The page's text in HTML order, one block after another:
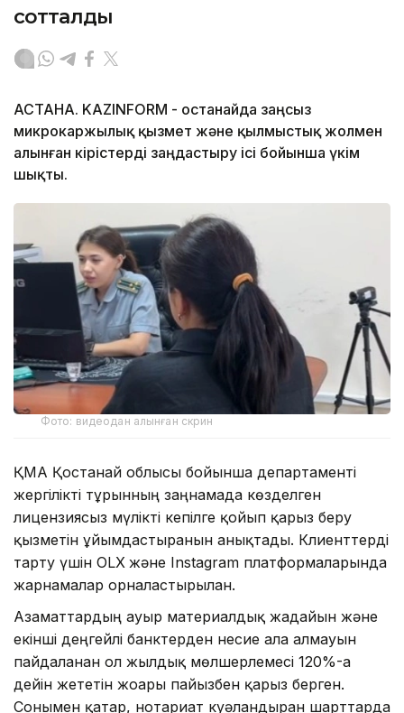
сотталды
АСТАНА. KAZINFORM - Қостанайда заңсыз
микрокаржылық қызмет және қылмыстық жолмен
алынған кірістерді заңдастыру ісі бойынша үкім
шықты.
Фото: видеодан алынған скрин
ҚМА Қостанай облысы бойынша департаменті
жергілікті тұрғынның заңнамада көзделген
лицензиясыз мүлікті кепілге қойып қарыз беру
қызметін ұйымдастырғанын анықтады. Клиенттерді
тарту үшін OLX және Instagram платформаларында
жарнамалар орналастырылған.
Азаматтардың ауыр материалдық жағдайын және
екінші деңгейлі банктерден несие ала алмауын
пайдаланған ол жылдық мөлшерлемесі 120%-ға
дейін жететін жоғары пайызбен қарыз берген.
Сонымен қатар, нотариат куәландырған шарттарда